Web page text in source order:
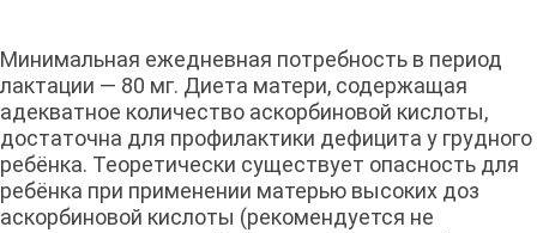
Минимальная ежедневная потребность в период
лактации — 80 мг. Диета матери, содержащая
адекватное количество аскорбиновой кислоты,
достаточна для профилактики дефицита у грудного
ребёнка. Теоретически существует опасность для
ребёнка при применении матерью высоких доз
аскорбиновой кислоты (рекомендуется не